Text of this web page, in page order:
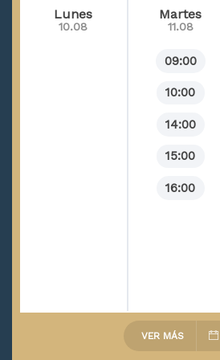
Insatisfacción personal
Síndromes en la infancia,
Toc (trastorno obesivo
Trastorno de ansiedad
Duelo patológico
Lunes
10.08
Martes
11.08
09:00
10:00
14:00
15:00
16:00
VER MÁS